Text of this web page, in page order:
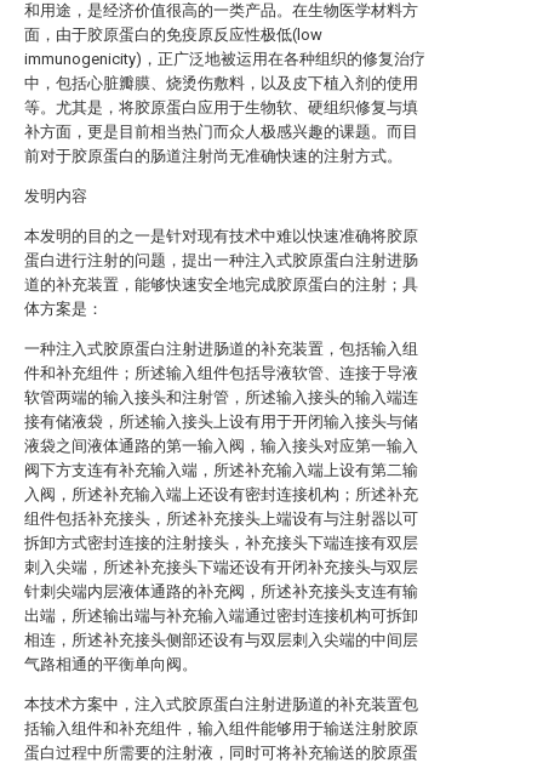
和用途，是经济价值很高的一类产品。在生物医学材料方
面，由于胶原蛋白的免疫原反应性极低(low
immunogenicity)，正广泛地被运用在各种组织的修复治疗
中，包括心脏瓣膜、烧烫伤敷料，以及皮下植入剂的使用
等。尤其是，将胶原蛋白应用于生物软、硬组织修复与填
补方面，更是目前相当热门而众人极感兴趣的课题。而目
前对于胶原蛋白的肠道注射尚无准确快速的注射方式。
发明内容
本发明的目的之一是针对现有技术中难以快速准确将胶原
蛋白进行注射的问题，提出一种注入式胶原蛋白注射进肠
道的补充装置，能够快速安全地完成胶原蛋白的注射；具
体方案是：
一种注入式胶原蛋白注射进肠道的补充装置，包括输入组
件和补充组件；所述输入组件包括导液软管、连接于导液
软管两端的输入接头和注射管，所述输入接头的输入端连
接有储液袋，所述输入接头上设有用于开闭输入接头与储
液袋之间液体通路的第一输入阀，输入接头对应第一输入
阀下方支连有补充输入端，所述补充输入端上设有第二输
入阀，所述补充输入端上还设有密封连接机构；所述补充
组件包括补充接头，所述补充接头上端设有与注射器以可
拆卸方式密封连接的注射接头，补充接头下端连接有双层
刺入尖端，所述补充接头下端还设有开闭补充接头与双层
针刺尖端内层液体通路的补充阀，所述补充接头支连有输
出端，所述输出端与补充输入端通过密封连接机构可拆卸
相连，所述补充接头侧部还设有与双层刺入尖端的中间层
气路相通的平衡单向阀。
本技术方案中，注入式胶原蛋白注射进肠道的补充装置包
括输入组件和补充组件，输入组件能够用于输送注射胶原
蛋白过程中所需要的注射液，同时可将补充输送的胶原蛋